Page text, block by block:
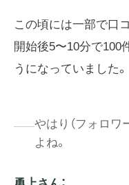
この頃には一部で口
開始後5〜10分で100
うになっていました。
やはり（フォロワ
よね。